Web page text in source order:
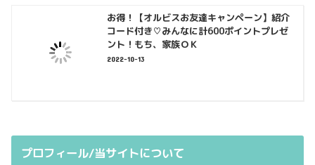
お得！【オルビスお友達キャンペーン】紹介
コード付き♡みんなに計600ポイントプレゼ
ント！もち、家族ＯＫ
2022-10-13
プロフィール/当サイトについて